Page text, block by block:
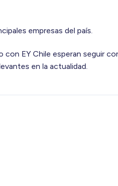
empresas del país.
con EY Chile esperan seguir
en la actualidad.